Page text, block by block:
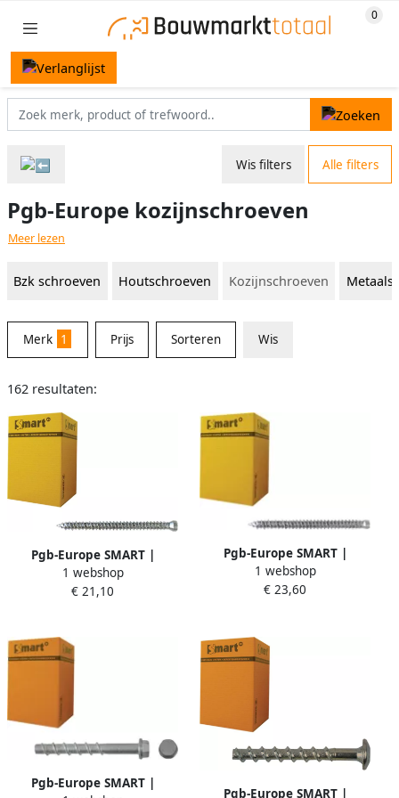
Wis filters Alle filters
Pgb-Europe kozijnschroeven
Meer lezen
Bzk schroeven Houtschroeven Kozijnschroeven
Merk 1 Prijs Sorteren Wis
162 resultaten:
Pgb-Europe SMART |
Kozijnschroef CK-T30 Ø 7
50x122 Zn | 100 st
1 webshop
€ 21,10
Pgb-Europe SMART |
Kozijnschroef CK-T25 Ø 7
50x122 Zn
1 webshop
€ 23,60
Pgb-Europe SMART |
Pgb-Europe SMART |